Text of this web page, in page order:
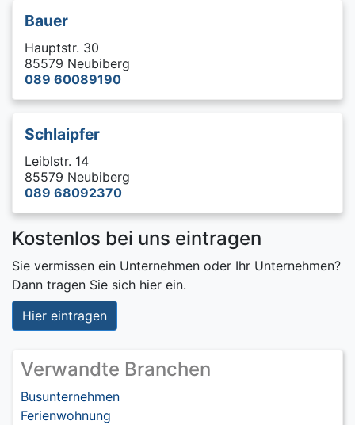
Bauer
Hauptstr. 30
85579 Neubiberg
089 60089190
Schlaipfer
Leiblstr. 14
85579 Neubiberg
089 68092370
Kostenlos bei uns eintragen
Sie vermissen ein Unternehmen oder Ihr Unternehmen?
Dann tragen Sie sich hier ein.
Hier eintragen
Verwandte Branchen
Busunternehmen
Ferienwohnung